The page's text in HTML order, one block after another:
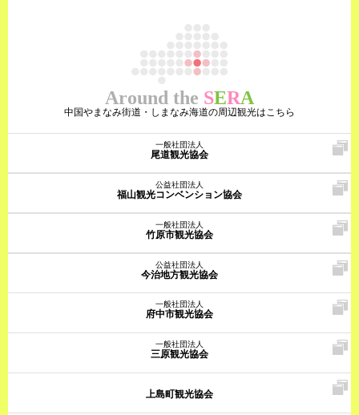
Around the SERA
中国やまなみ街道・しまなみ海道の周辺観光はこちら
一般社団法人
尾道観光協会
公益社団法人
福山観光コンベンション協会
一般社団法人
竹原市観光協会
公益社団法人
今治地方観光協会
一般社団法人
府中市観光協会
一般社団法人
三原観光協会
上島町観光協会